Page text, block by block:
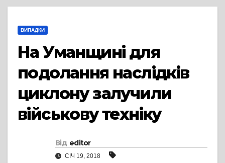
ВИПАДКИ
На Уманщині для
подолання наслідків
циклону залучили
військову техніку
Від editor
СІЧ 19, 2018